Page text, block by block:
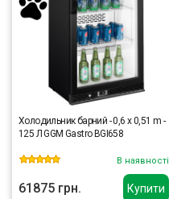
Купити
Холодильник барний - 0,6 x 0,51 m -
125 Л GGM Gastro BGI658
В наявності
61875 грн.